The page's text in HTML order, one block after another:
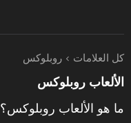
كل العلامات روبلوكس
الألعاب روبلوكس
ما هو الألعاب روبلوكس؟